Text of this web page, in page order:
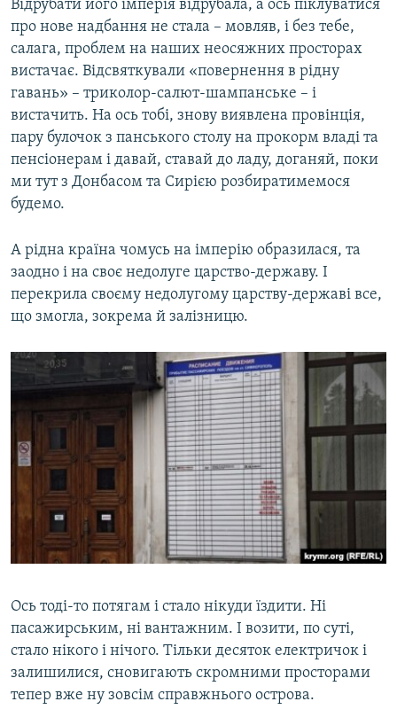
Відрубати його імперія відрубала, а ось піклуватися
про нове надбання не стала – мовляв, і без тебе,
салага, проблем на наших неосяжних просторах
вистачає. Відсвяткували «повернення в рідну
гавань» – триколор-салют-шампанське – і
вистачить. На ось тобі, знову виявлена провінція,
пару булочок з панського столу на прокорм владі та
пенсіонерам і давай, ставай до ладу, доганяй, поки
ми тут з Донбасом та Сирією розбиратимемося
будемо.
А рідна країна чомусь на імперію образилася, та
заодно і на своє недолуге царство-державу. І
перекрила своєму недолугому царству-державі все,
що змогла, зокрема й залізницю.
Ось тоді-то потягам і стало нікуди їздити. Ні
пасажирським, ні вантажним. І возити, по суті,
стало нікого і нічого. Тільки десяток електричок і
залишилися, сновигають скромними просторами
тепер вже ну зовсім справжнього острова.